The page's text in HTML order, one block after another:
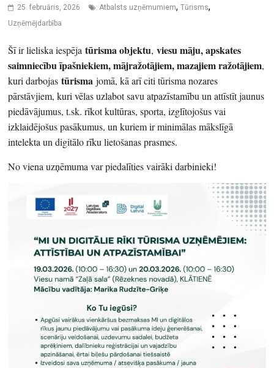
25. februāris, 2026 Atbalsts uzņēmumiem,Tūrisms,
Uzņēmējdarbība
Šī ir lieliska iespējatūrisma objektu,viesu māju, apskates
saimniecību īpašniekiem, mājražotājiem, mazajiem ražotājiem,
kuri darbojastūrisma jomā, kā arī citi tūrisma nozares
pārstāvjiem, kuri vēlas uzlabot savu atpazīstamību un attīstīt jaunus
piedāvājumus, t.sk. rīkot kultūras, sporta, izglītojošus vai
izklaidējošus pasākumus, un kuriem ir minimālas mākslīgā
intelekta un digitālo rīku lietošanas prasmes.
No viena uzņēmuma var piedalīties vairāki darbinieki!